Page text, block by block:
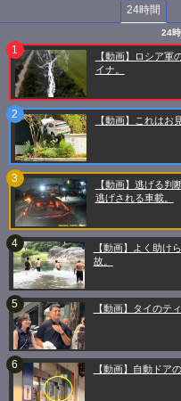
24時間
24
【動画】ロシア軍
イナ。
【動画】これはお
【動画】逃げる判
逃げされる車載。
【動画】よく助け
故。
【動画】タイのテ
【動画】自動ドア